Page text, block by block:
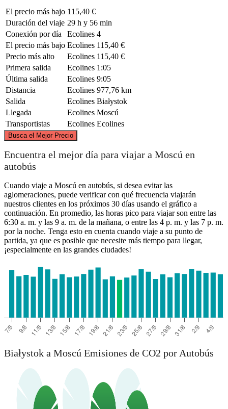
El precio más bajo 115,40 €
Duración del viaje 29 h y 56 min
Conexión por día
Ecolines 4
El precio más bajo Ecolines 115,40 €
Precio más alto
Ecolines 115,40 €
Primera salida
Ecolines 1:05
Última salida
Ecolines 9:05
Distancia
Ecolines 977,76 km
Salida
Ecolines Białystok
Llegada
Ecolines Moscú
Transportistas
Ecolines Ecolines
Busca el Mejor Precio
Białystok
©CARTO
Encuentra el mejor día para viajar a Moscú en
autobús
Cuando viaje a Moscú en autobús, si desea evitar las
aglomeraciones, puede verificar con qué frecuencia viajarán
nuestros clientes en los próximos 30 días usando el gráfico a
continuación. En promedio, las horas pico para viajar son entre las
6:30 a. m. y las 9 a. m. de la mañana, o entre las 4 p. m. y las 7 p. m.
por la noche. Tenga esto en cuenta cuando viaje a su punto de
partida, ya que es posible que necesite más tiempo para llegar,
¡especialmente en las grandes ciudades!
Białystok a Moscú Emisiones de CO2 por Autobús